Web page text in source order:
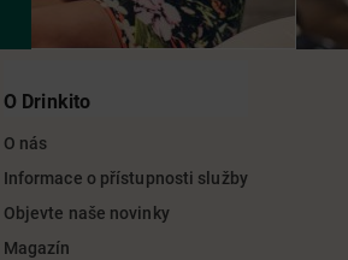
O Drinkito
O nás
Informace o přístupnosti služby
Objevte naše novinky
Magazín